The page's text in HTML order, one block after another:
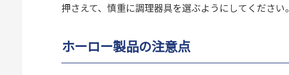
押さえて、慎重に調理器具を選ぶようにしてください。
ホーロー製品の注意点